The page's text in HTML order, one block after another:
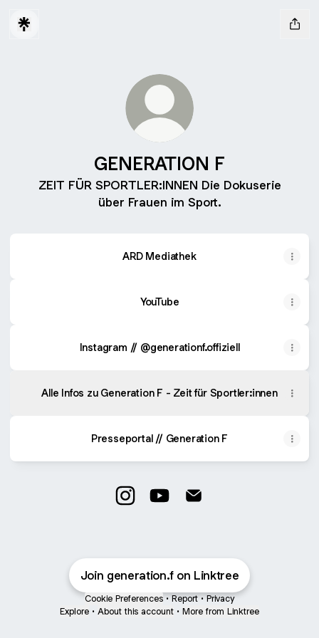
GENERATION F
ZEIT FÜR SPORTLER:INNEN Die Dokuserie
über Frauen im Sport.
ARD Mediathek
YouTube
Instagram // @generationf.offiziell
Alle Infos zu Generation F - Zeit für Sportler:innen
Presseportal // Generation F
Join generation.f on Linktree
Cookie Preferences • Report • Privacy
Explore • About this account • More from Linktree